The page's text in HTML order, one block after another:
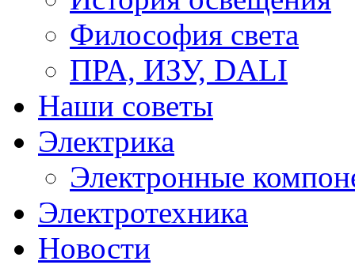
Философия света
ПРА, ИЗУ, DALI
Наши советы
Электрика
Электронные
Электротехника
Новости